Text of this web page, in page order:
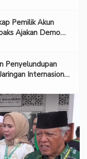
Pemilik Akun
Ajakan Demo
Penyelundupan
Internasional